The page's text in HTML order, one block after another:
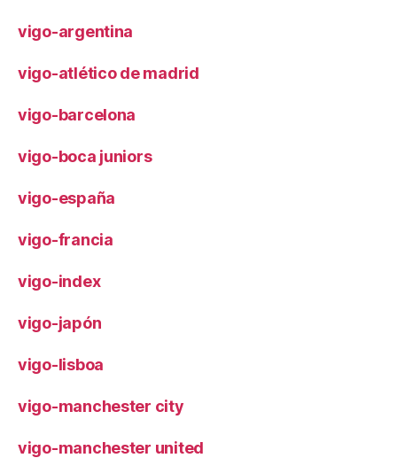
vigo-argentina
vigo-atlético de madrid
vigo-barcelona
vigo-boca juniors
vigo-españa
vigo-francia
vigo-index
vigo-japón
vigo-lisboa
vigo-manchester city
vigo-manchester united